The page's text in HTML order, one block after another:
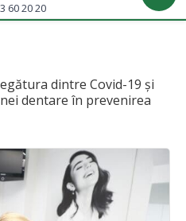
60 20 20
dintre Covid-19 și
dentare în prevenirea